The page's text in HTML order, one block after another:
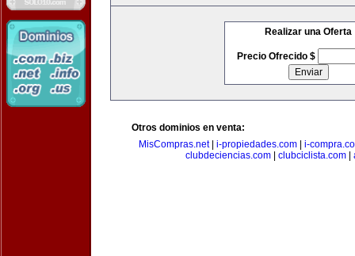
Realizar una Oferta
Precio Ofrecido $
Otros dominios en venta:
MisCompras.net| i-propiedades.com| i-
clubdeciencias.com
clubciclista.com